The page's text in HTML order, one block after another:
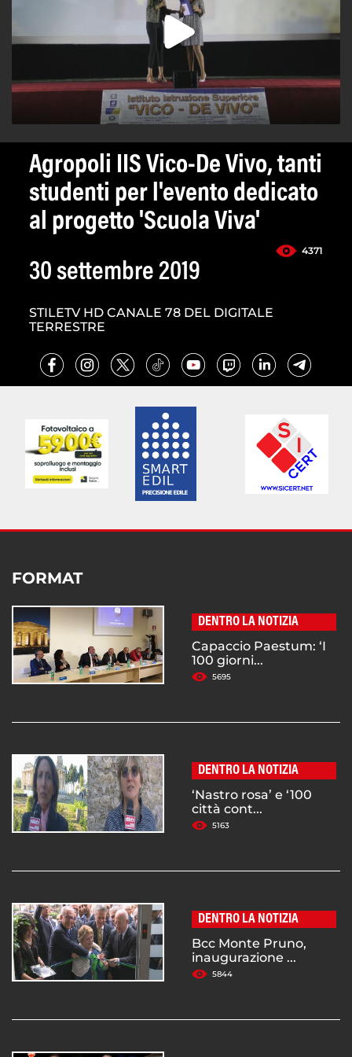
Agropoli IIS Vico-De Vivo, tanti
studenti per l'evento dedicato
al progetto 'Scuola Viva'
4371
30 settembre 2019
STILETV HD CANALE 78 DEL DIGITALE
TERRESTRE
FORMAT
DENTRO LA NOTIZIA
Capaccio Paestum: ‘I
100 giorni...
5695
DENTRO LA NOTIZIA
‘Nastro rosa’ e ‘100
città cont...
5163
DENTRO LA NOTIZIA
Bcc Monte Pruno,
inaugurazione ...
5844